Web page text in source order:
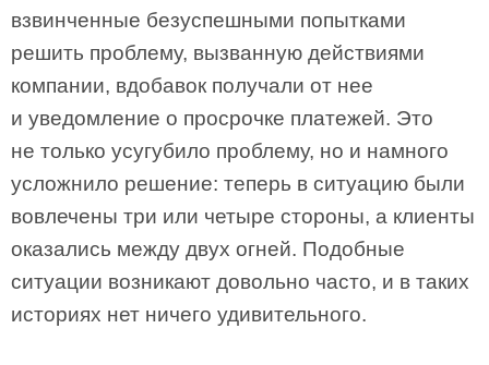
взвинченные безуспешными попытками
решить проблему, вызванную действиями
компании, вдобавок получали от нее
и уведомление о просрочке платежей. Это
не только усугубило проблему, но и намного
усложнило решение: теперь в ситуацию были
вовлечены три или четыре стороны, а клиенты
оказались между двух огней. Подобные
ситуации возникают довольно часто, и в таких
историях нет ничего удивительного.